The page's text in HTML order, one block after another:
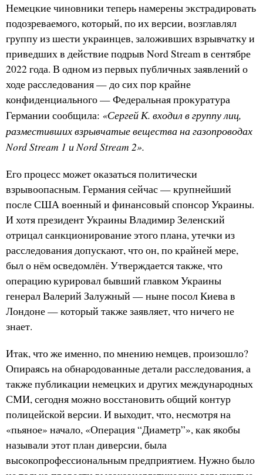
Немецкие чиновники теперь намерены экстрадировать
подозреваемого, который, по их версии, возглавлял
группу из шести украинцев, заложивших взрывчатку и
приведших в действие подрыв Nord Stream в сентябре
2022 года. В одном из первых публичных заявлений о
ходе расследования — до сих пор крайне
конфиденциального — Федеральная прокуратура
Германии сообщила: «Сергей К. входил в группу лиц,
разместивших взрывчатые вещества на газопроводах
Nord Stream 1 и Nord Stream 2».
Его процесс может оказаться политически
взрывоопасным. Германия сейчас — крупнейший
после США военный и финансовый спонсор Украины.
И хотя президент Украины Владимир Зеленский
отрицал санкционирование этого плана, утечки из
расследования допускают, что он, по крайней мере,
был о нём осведомлён. Утверждается также, что
операцию курировал бывший главком Украины
генерал Валерий Залужный — ныне посол Киева в
Лондоне — который также заявляет, что ничего не
знает.
Итак, что же именно, по мнению немцев, произошло?
Опираясь на обнародованные детали расследования, а
также публикации немецких и других международных
СМИ, сегодня можно восстановить общий контур
полицейской версии. И выходит, что, несмотря на
«пьяное» начало, «Операция “Диаметр”», как якобы
называли этот план диверсии, была
высокопрофессиональным предприятием. Нужно было